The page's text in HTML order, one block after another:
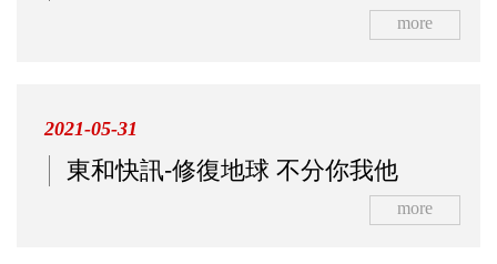
more
2021-05-31
東和快訊-修復地球 不分你我他
more